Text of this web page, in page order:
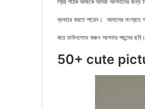
প্রিয় পাঠক আজকে
ব্যবহার করতে পারেন। আমাদের সংগ্রহে
করে ডাউনলোড করুন আপনার পছন্দের ছবি।
50+ cute